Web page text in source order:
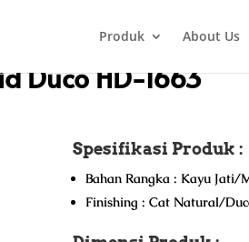
Produk About Us
2 Pintu Solid Duco HD-1663
Duco HD-1663
Spesifikasi Produk :
Bahan Rangka : Kayu
Finishing : Cat Natural/